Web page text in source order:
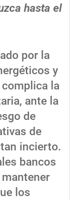
hasta el
por la
y
la
ante la
de
de
incierto.
bancos
los